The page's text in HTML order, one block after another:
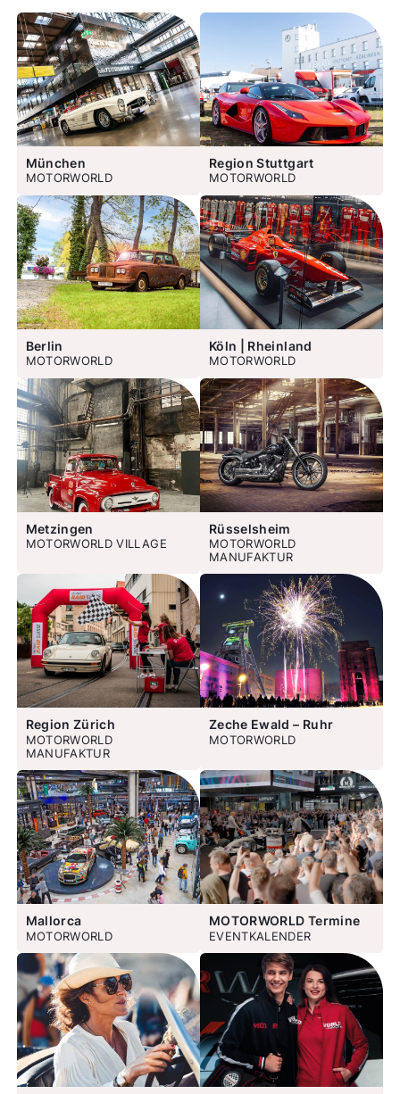
München
MOTORWORLD
Region Stuttgart
MOTORWORLD
Berlin
MOTORWORLD
Köln | Rheinland
MOTORWORLD
Metzingen
MOTORWORLD VILLAGE
Rüsselsheim
MOTORWORLD
MANUFAKTUR
Region Zürich
MOTORWORLD
MANUFAKTUR
Zeche Ewald – Ruhr
MOTORWORLD
Mallorca
MOTORWORLD
MOTORWORLD Termine
EVENTKALENDER